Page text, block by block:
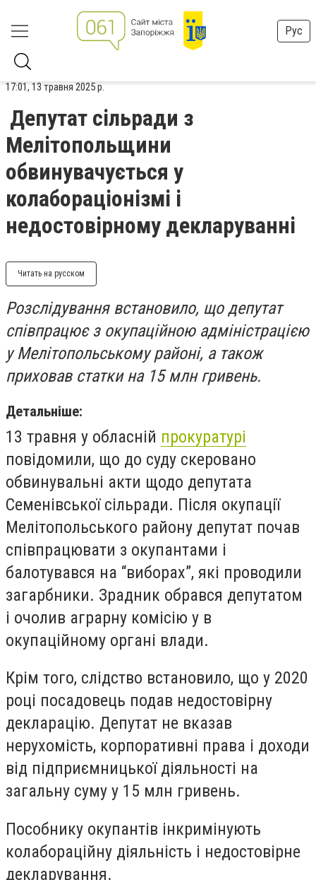
Рус
17:01, 13 травня 2025 р.
Депутат сільради з
Мелітопольщини
обвинувачується у
колабораціонізмі і
недостовірному декларуванні
Читать на русском
Розслідування встановило, що депутат
співпрацює з окупаційною адміністрацією
у Мелітопольському районі, а також
приховав статки на 15 млн гривень.
Детальніше:
13 травня у обласній прокуратурі
повідомили, що до суду скеровано
обвинувальні акти щодо депутата
Семенівської сільради. Після окупації
Мелітопольського району депутат почав
співпрацювати з окупантами і
балотувався на “виборах”, які проводили
загарбники. Зрадник обрався депутатом
і очолив аграрну комісію у в
окупаційному органі влади.
Крім того, слідство встановило, що у 2020
році посадовець подав недостовірну
декларацію. Депутат не вказав
нерухомість, корпоративні права і доходи
від підприємницької діяльності на
загальну суму у 15 млн гривень.
Пособнику окупантів інкримінують
колабораційну діяльність і недостовірне
декларування.